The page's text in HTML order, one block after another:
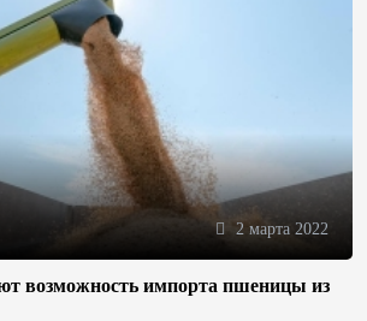
2 марта 2022
возможность импорта пшеницы из